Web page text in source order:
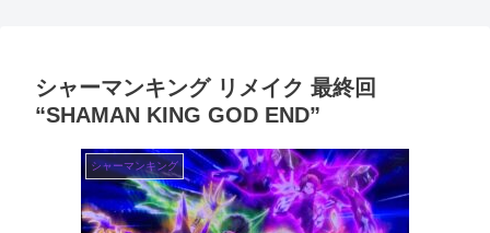
シャーマンキング リメイク 最終回
“SHAMAN KING GOD END”
シャーマンキング